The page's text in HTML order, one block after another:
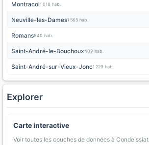
Montracol1 018 hab.
Neuville-les-Dames1 565 hab.
Romans640 hab.
Saint-André-le-Bouchoux409 hab.
Saint-André-sur-Vieux-Jonc1 229 hab.
Explorer
Carte interactive
Voir toutes les couches de données à Condeissiat